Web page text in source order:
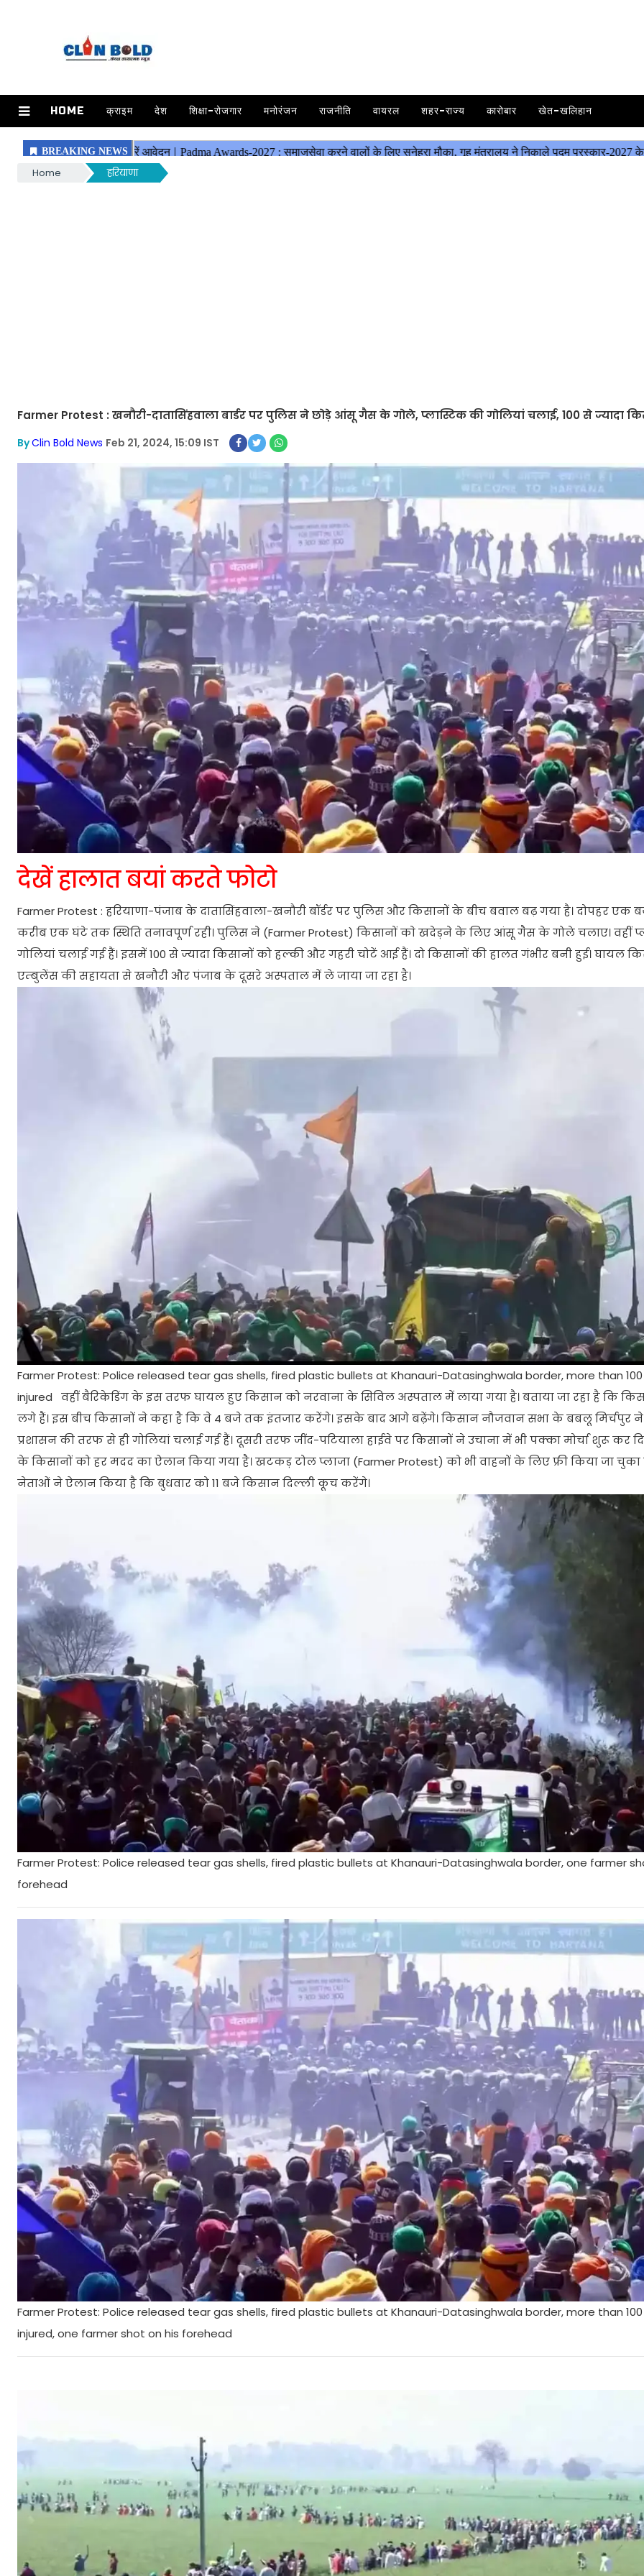
HOME क्राइम देश शिक्षा-रोजगार मनोरंजन राजनीति वायरल शहर-राज्य कारोबार खेत-खलिहान
Home हरियाणा
Farmer Protest : खनौरी-दातासिंहवाला बार्डर पर पुलिस ने छोड़े आंसू गैस के गोले, प्लास्टिक की गोलियां चलाई, 100 से ज्यादा
ByClin Bold News Feb 21, 2024, 15:09 IST
देखें हालात बयां करते फोटो
Farmer Protest : हरियाणा-पंजाब के दातासिंहवाला-खनौरी बॉर्डर पर पुलिस और किसानों के बीच बवाल बढ़ गया है। दोपहर एक
करीब एक घंटे तक स्थिति तनावपूर्ण रही। पुलिस ने (Farmer Protest) किसानों काे खदेड़ने के लिए आंसू गैस के गोले चलाए। वहीं
गोलियां चलाई गई हैं। इसमें 100 से ज्यादा किसानों को हल्की और गहरी चोटें आई हैं। दो किसानों की हालत गंभीर बनी हुई। घायल
एम्बुलेंस की सहायता से खनौरी और पंजाब के दूसरे अस्पताल में ले जाया जा रहा है।
Farmer Protest: Police released tear gas shells, fired plastic bullets at Khanauri-Datasinghwala border, more than
injured वहीं बैरिकेडिंग के इस तरफ घायल हुए किसान को नरवाना के सिविल अस्पताल में लाया गया है। बताया जा रहा है कि
लगे हैं। इस बीच किसानों ने कहा है कि वे 4 बजे तक इंतजार करेंगे। इसके बाद आगे बढ़ेंगे। किसान नौजवान सभा के बबलू मिर्चपुर ने
प्रशासन की तरफ से ही गोलियां चलाई गई हैं। दूसरी तरफ जींद-पटियाला हाईवे पर किसानों ने उचाना में भी पक्का मोर्चा शुरू कर
के किसानों को हर मदद का ऐलान किया गया है। खटकड़ टोल प्लाजा (Farmer Protest) को भी वाहनों के लिए फ्री किया जा चुका
नेताओं ने ऐलान किया है कि बुधवार को 11 बजे किसान दिल्ली कूच करेंगे।
Farmer Protest: Police released tear gas shells, fired plastic bullets at Khanauri-Datasinghwala border, one farmer
forehead
Farmer Protest: Police released tear gas shells, fired plastic bullets at Khanauri-Datasinghwala border, more than
injured, one farmer shot on his forehead